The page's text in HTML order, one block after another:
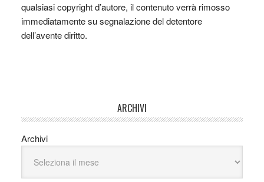
qualsiasi copyright d’autore, il contenuto verrà rimosso
immediatamente su segnalazione del detentore
dell’avente diritto.
ARCHIVI
Archivi